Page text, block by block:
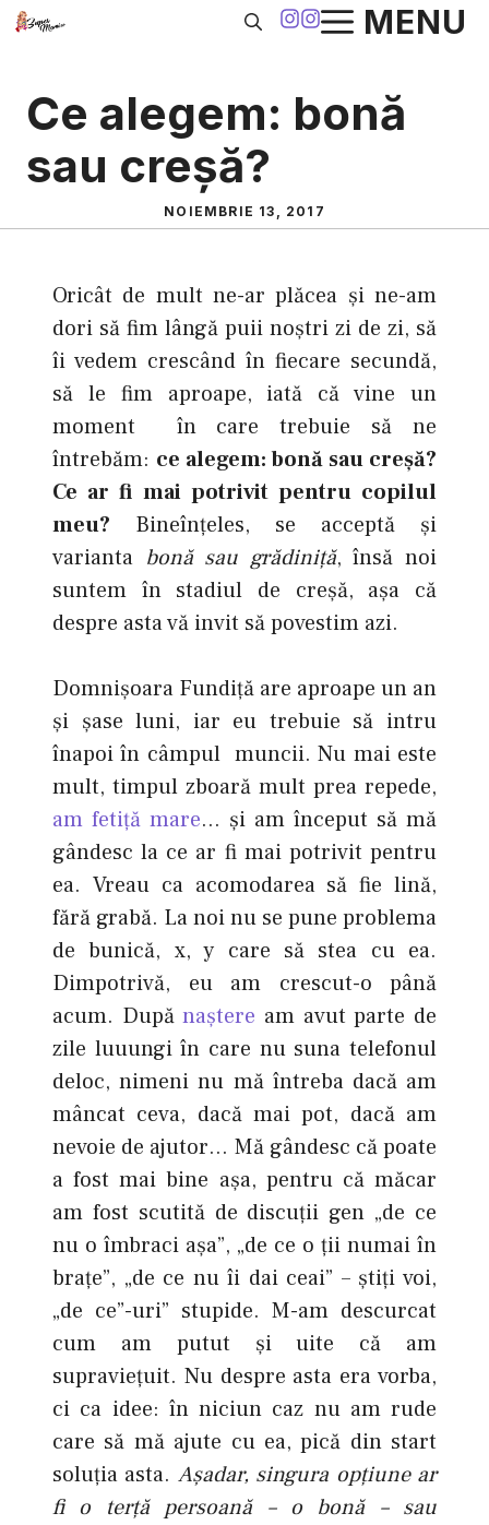
Sari
MENU
Ce alegem: bonă
sau creşă?
NOIEMBRIE 13, 2017
Oricât de mult ne-ar plăcea şi ne-am
dori să fim lângă puii noştri zi de zi, să
îi vedem crescând în fiecare secundă,
să le fim aproape, iată că vine un
moment în care trebuie să ne
întrebăm: ce alegem: bonă sau creşă?
Ce ar fi mai potrivit pentru copilul
meu? Bineînţeles, se acceptă şi
varianta bonă sau grădiniţă, însă noi
suntem în stadiul de creşă, aşa că
despre asta vă invit să povestim azi.
Domnişoara Fundiţă are aproape un an
şi şase luni, iar eu trebuie să intru
înapoi în câmpul muncii. Nu mai este
mult, timpul zboară mult prea repede,
am fetiţă mare… şi am început să mă
gândesc la ce ar fi mai potrivit pentru
ea. Vreau ca acomodarea să fie lină,
fără grabă. La noi nu se pune problema
de bunică, x, y care să stea cu ea.
Dimpotrivă, eu am crescut-o până
acum. Dupănaştere am avut parte de
zile luuungi în care nu suna telefonul
deloc, nimeni nu mă întreba dacă am
mâncat ceva, dacă mai pot, dacă am
nevoie de ajutor… Mă gândesc că poate
a fost mai bine aşa, pentru că măcar
am fost scutită de discuţii gen „de ce
nu o îmbraci aşa”, „de ce o ţii numai în
braţe”, „de ce nu îi dai ceai” – ştiţi voi,
„de ce”-uri” stupide. M-am descurcat
cum am putut şi uite că am
supravieţuit. Nu despre asta era vorba,
ci ca idee: în niciun caz nu am rude
care să mă ajute cu ea, pică din start
soluţia asta. Aşadar, singura opţiune ar
fi o terţă persoană – o bonă – sau